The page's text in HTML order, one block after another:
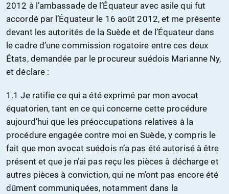
2012 à l’ambassade de l’Équateur avec asile qui fut
accordé par l’Équateur le 16 août 2012, et me présente
devant les autorités de la Suède et de l’Équateur dans
le cadre d’une commission rogatoire entre ces deux
États, demandée par le procureur suédois Marianne Ny,
et déclare :
1.1 Je ratifie ce qui a été exprimé par mon avocat
équatorien, tant en ce qui concerne cette procédure
aujourd’hui que les préoccupations relatives à la
procédure engagée contre moi en Suède, y compris le
fait que mon avocat suédois n’a pas été autorisé à être
présent et que je n’ai pas reçu les pièces à décharge et
autres pièces à conviction, qui ne m’ont pas encore été
dûment communiquées, notamment dans la